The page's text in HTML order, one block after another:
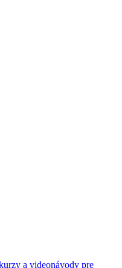
a videonávody pre